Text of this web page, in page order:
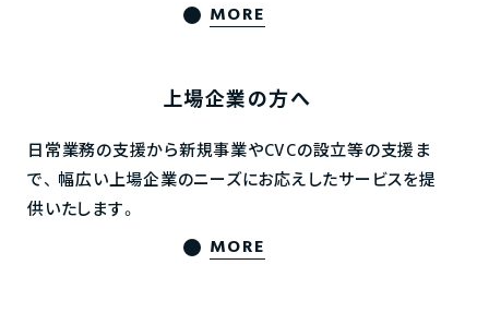
MORE
上場企業の方へ
日常業務の支援から新規事業やCVCの設立等の支援ま
で、 幅広い上場企業のニーズにお応えしたサービスを提
供いたします。
MORE